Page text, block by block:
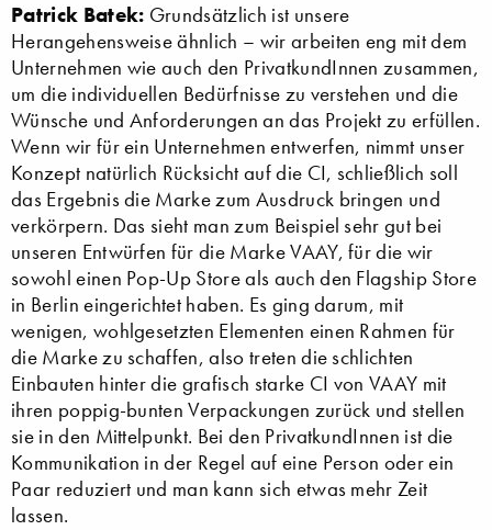
Patrick Batek: Grundsätzlich ist unsere
Herangehensweise ähnlich – wir arbeiten eng mit dem
Unternehmen wie auch den PrivatkundInnen zusammen,
um die individuellen Bedürfnisse zu verstehen und die
Wünsche und Anforderungen an das Projekt zu erfüllen.
Wenn wir für ein Unternehmen entwerfen, nimmt unser
Konzept natürlich Rücksicht auf die CI, schließlich soll
das Ergebnis die Marke zum Ausdruck bringen und
verkörpern. Das sieht man zum Beispiel sehr gut bei
unseren Entwürfen für die Marke VAAY, für die wir
sowohl einen Pop-Up Store als auch den Flagship Store
in Berlin eingerichtet haben. Es ging darum, mit
wenigen, wohlgesetzten Elementen einen Rahmen für
die Marke zu schaffen, also treten die schlichten
Einbauten hinter die grafisch starke CI von VAAY mit
ihren poppig-bunten Verpackungen zurück und stellen
sie in den Mittelpunkt. Bei den PrivatkundInnen ist die
Kommunikation in der Regel auf eine Person oder ein
Paar reduziert und man kann sich etwas mehr Zeit
lassen.